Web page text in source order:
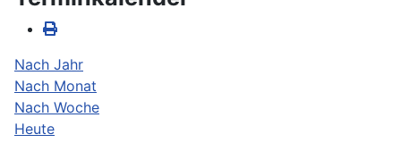
Nach Jahr
Nach Monat
Nach Woche
Heute